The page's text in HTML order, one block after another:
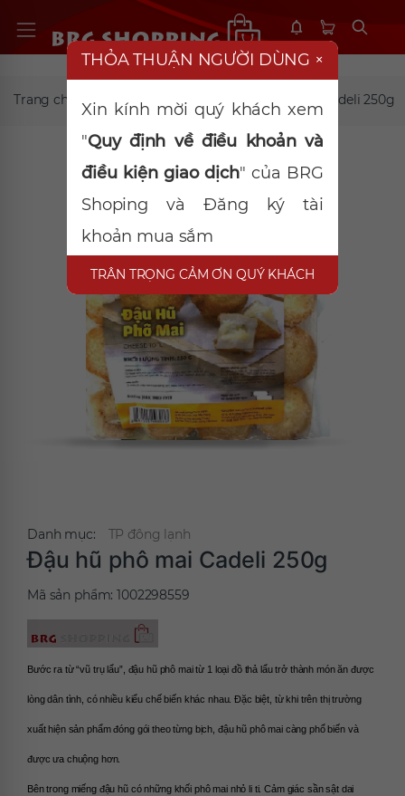
Trang chủ TP đông lạnh Đậu hũ phô mai Cadeli 250g
Danh mục: TP đông lạnh
Đậu hũ phô mai Cadeli 250g
Mã sản phẩm:1002298559
Bước ra từ “vũ trụ lẩu”, đậu hũ phô mai từ 1 loại đồ thả lẩu trở thành món ăn được
lòng dân tình, có nhiều kiểu chế biến khác nhau. Đặc biệt, từ khi trên thị trường
xuất hiện sản phẩm đóng gói theo từng bịch, đậu hũ phô mai càng phổ biến và
được ưa chuộng hơn.
Bên trong miếng đậu hũ có những khối phô mai nhỏ li ti. Cảm giác sần sật dai
THỎA THUẬN NGƯỜI DÙNG ×
Xin kính mời quý khách xem
"Quy định về điều khoản và
điều kiện giao dịch" của BRG
Shoping và Đăng ký tài
khoản mua sắm
TRÂN TRỌNG CẢM ƠN QUÝ KHÁCH